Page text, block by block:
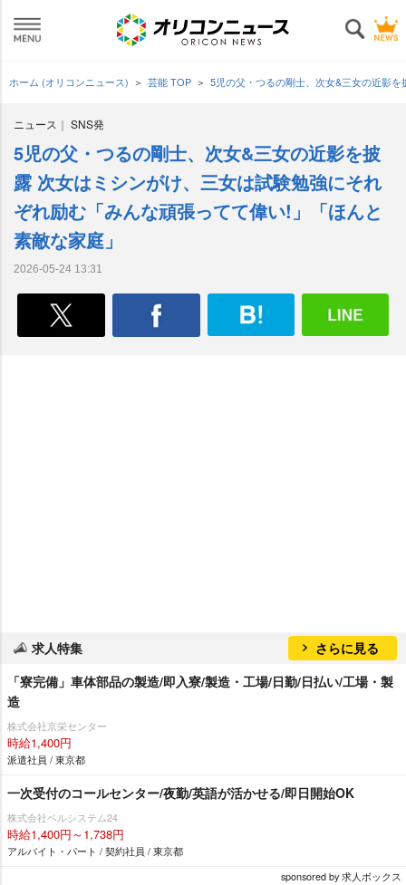
ホーム (オリコンニュース) 芸能 TOP 5児の父・つるの剛士、次女&三女の近影
ニュース SNS発
5児の父・つるの剛士、次女&三女の近影を披
露 次女はミシンがけ、三女は試験勉強にそれ
ぞれ励む「みんな頑張ってて偉い!」「ほんと
素敵な家庭」
2026-05-24 13:31
求人特集
さらに見る
「寮完備」車体部品の製造/即入寮/製造・工場/日勤/日払い/工場・製
造
株式会社京栄センター
時給1,400円
派遣社員 / 東京都
一次受付のコールセンター/夜勤/英語が活かせる/即日開始OK
株式会社ベルシステム24
時給1,400円～1,738円
アルバイト・パート / 契約社員 / 東京都
sponsored by 求人ボックス